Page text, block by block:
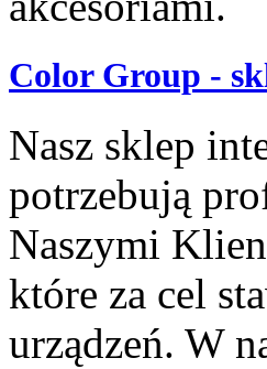
Color Group -
Nasz sklep
potrzebują
Naszymi
które za cel
urządzeń. W